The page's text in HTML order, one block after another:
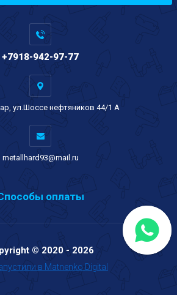
+7918-942-97-77
ул.Шоссе нефтяников 44/1 А
metallhard93@mail.ru
оплаты
© 2020 - 2026
в Matnenko Digital